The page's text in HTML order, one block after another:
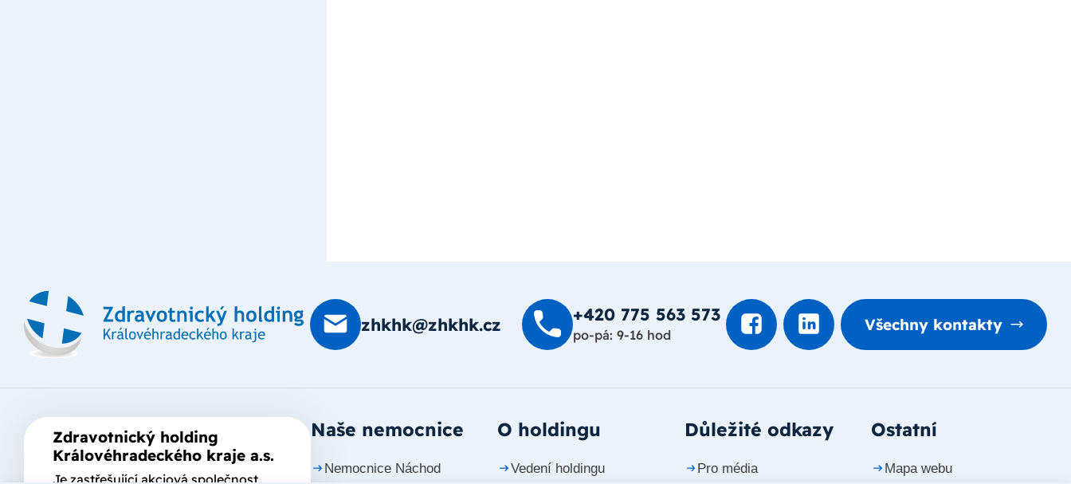
zhkhk@zhkhk.cz +420 775 563 573
po-pá: 9-16 hod
Všechny kontakty
Zdravotnický holding
Královéhradeckého kraje a.s.
Je zastřešující akciová společnost
Naše nemocnice
Nemocnice Náchod
O holdingu
Vedení holdingu
Důležité odkazy
Pro média
Ostatní
Mapa webu